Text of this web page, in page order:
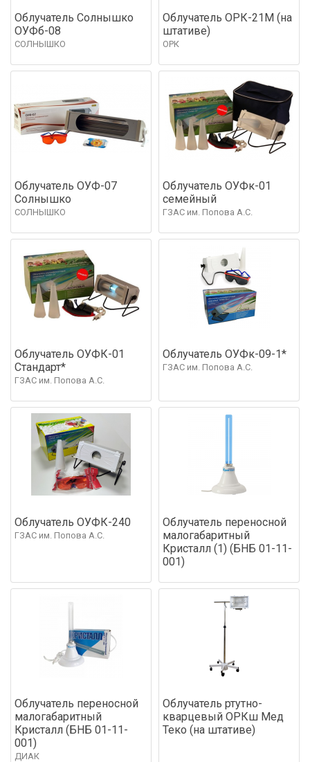
Облучатель Солнышко
ОУФб-08
СОЛНЫШКО
Облучатель ОРК-21М (на
штативе)
ОРК
Облучатель ОУФ-07
Солнышко
СОЛНЫШКО
Облучатель ОУФк-01
семейный
ГЗАС им. Попова А.С.
Облучатель ОУФК-01
Стандарт*
ГЗАС им. Попова А.С.
Облучатель ОУФк-09-1*
ГЗАС им. Попова А.С.
Облучатель ОУФК-240
ГЗАС им. Попова А.С.
Облучатель переносной
малогабаритный
Кристалл (1) (БНБ 01-11-
001)
Облучатель переносной
малогабаритный
Кристалл (БНБ 01-11-
001)
ДИАК
Облучатель ртутно-
кварцевый ОРКш Мед
Теко (на штативе)